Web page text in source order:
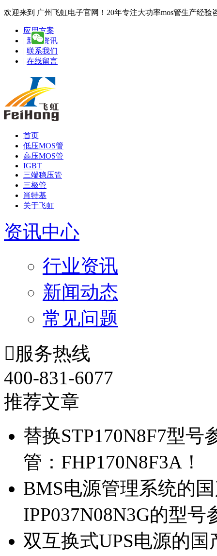
欢迎来到 广州飞虹电子官网！20年专注大功率mos管生产经验
应用方案
| 新闻资讯
| 联系我们
| 在线留言
首页
低压MOS管
高压MOS管
IGBT
三端稳压管
三极管
肖特基
关于飞虹
资讯中心
行业资讯
新闻动态
常见问题
服务热线
400-831-6077
推荐文章
替换STP170N8F7型
管：FHP170N8F3A！
BMS电源管理系统的
IPP037N08N3G的型号
双互换式UPS电源的